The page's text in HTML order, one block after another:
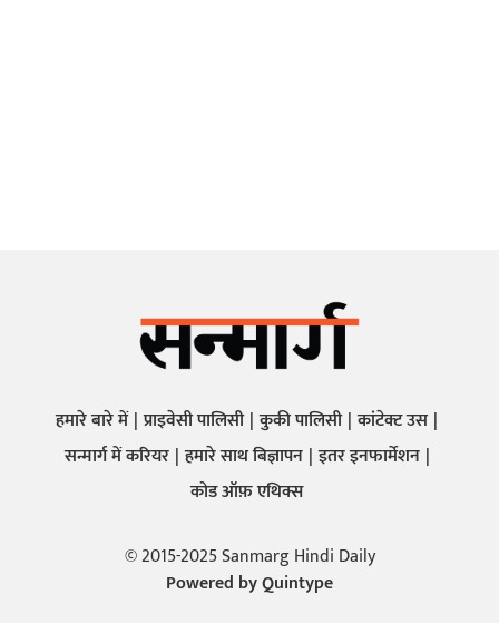
हमारे बारे में प्राइवेसी पालिसी कुकी पालिसी कांटेक्ट उस
सन्मार्ग में करियर हमारे साथ बिज्ञापन इतर इनफार्मेशन
कोड ऑफ़ एथिक्स
© 2015-2025 Sanmarg Hindi Daily
Powered byQuintype